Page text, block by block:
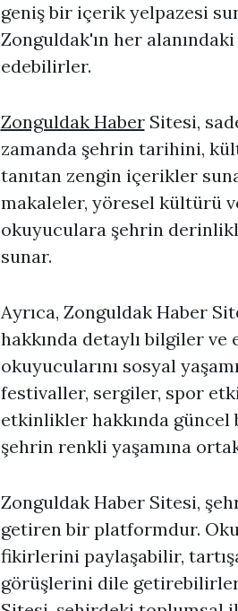
geniş bir içerik yelpazesi
Zonguldak'ın her
edebilirler.
Zonguldak HaberSitesi,
zamanda şehrin tarihini,
tanıtan zengin içerikler
makaleler, yöresel kültürü
okuyuculara şehrin
sunar.
Ayrıca, Zonguldak Haber
hakkında detaylı bilgiler
okuyucularını sosyal
festivaller, sergiler, spor
etkinlikler hakkında
şehrin renkli yaşamına
Zonguldak Haber Sitesi,
getiren bir platformdur.
fikirlerini paylaşabilir,
görüşlerini dile